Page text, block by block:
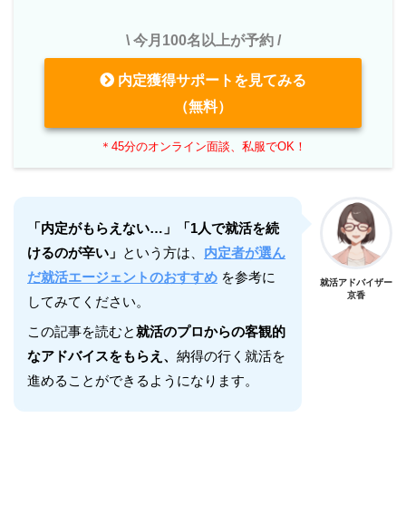
\ 今月100名以上が予約 /
内定獲得サポートを見てみる
（無料）
＊45分のオンライン面談、私服でOK！
「内定がもらえない…」「1人で就活を続
けるのが辛い」 という方は、 内定者が選ん
だ就活エージェントのおすすめ を参考に
してみてください。
この記事を読むと就活のプロからの客観的
なアドバイスをもらえ、 納得の行く就活を
進めることができるようになります。
就活アドバイザー
京香